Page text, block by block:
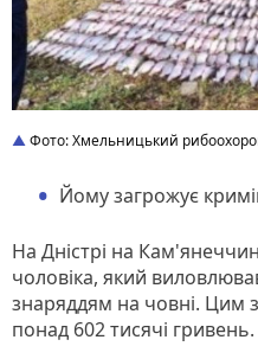
Фото: Хмельницький
Йому загрожує
На Дністрі на
чоловіка, який
знаряддям на човні. Цим
понад 602 тисячі гривень.